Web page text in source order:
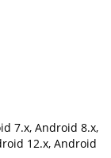
7.x, Android 8.x,
12.x, Android